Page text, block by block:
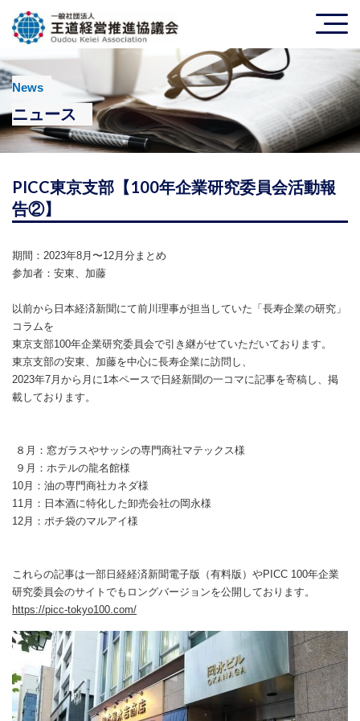
News
ニュース
PICC東京支部【100年企業研究委員会活動報
告②】
期間：2023年8月〜12月分まとめ
参加者：安東、加藤
以前から日本経済新聞にて前川理事が担当していた「長寿企業の研究」
コラムを
東京支部100年企業研究委員会で引き継がせていただいております。
東京支部の安東、加藤を中心に長寿企業に訪問し、
2023年7月から月に1本ペースで日経新聞の一コマに記事を寄稿し、掲
載しております。
８月：窓ガラスやサッシの専門商社マテックス様
９月：ホテルの龍名館様
10月：油の専門商社カネダ様
11月：日本酒に特化した卸売会社の岡永様
12月：ポチ袋のマルアイ様
これらの記事は一部日経経済新聞電子版（有料版）やPICC 100年企業
研究委員会のサイトでもロングバージョンを公開しております。
https://picc-tokyo100.com/